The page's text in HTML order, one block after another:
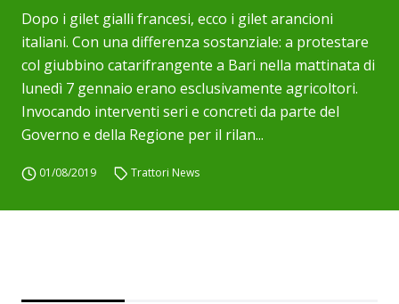
Dopo i gilet gialli francesi, ecco i gilet arancioni
italiani. Con una differenza sostanziale: a protestare
col giubbino catarifrangente a Bari nella mattinata di
lunedì 7 gennaio erano esclusivamente agricoltori.
Invocando interventi seri e concreti da parte del
Governo e della Regione per il rilan...
01/08/2019 Trattori News